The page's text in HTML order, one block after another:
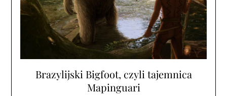
Brazylijski Bigfoot, czyli tajemnica
Mapinguari